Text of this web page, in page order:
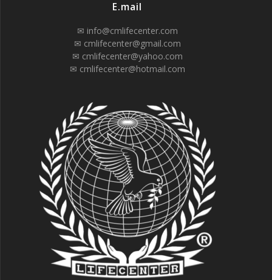
E.mail
✉ info@cmlifecenter.com
✉ cmlifecenter@gmail.com
✉ cmlifecenter@yahoo.com
✉ cmlifecenter@hotmail.com